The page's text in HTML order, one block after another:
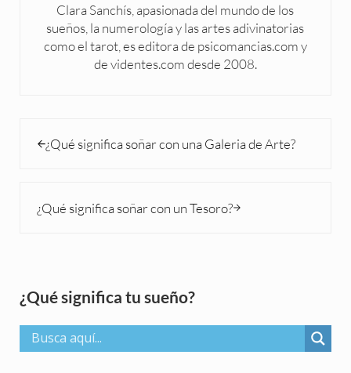
Clara Sanchís, apasionada del mundo de los
sueños, la numerología y las artes adivinatorias
como el tarot, es editora de psicomancias.com y
de videntes.com desde 2008.
¿Qué significa soñar con una Galeria de Arte?
¿Qué significa soñar con un Tesoro?
Sidebar
¿Qué significa tu sueño?